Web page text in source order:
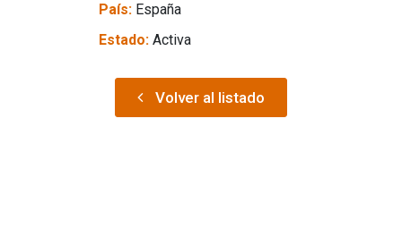
País: España
Estado: Activa
Volver al listado